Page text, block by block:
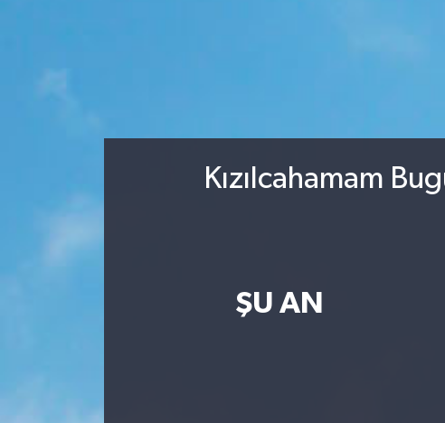
Kızılcahamam
ŞU AN